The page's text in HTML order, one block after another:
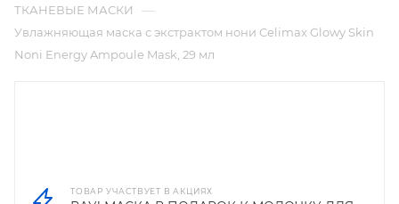
ТКАНЕВЫЕ МАСКИ —
Увлажняющая маска с экстрактом нони Celimax Glowy Skin
Noni Energy Ampoule Mask, 29 мл
ТОВАР УЧАСТВУЕТ В АКЦИЯХ